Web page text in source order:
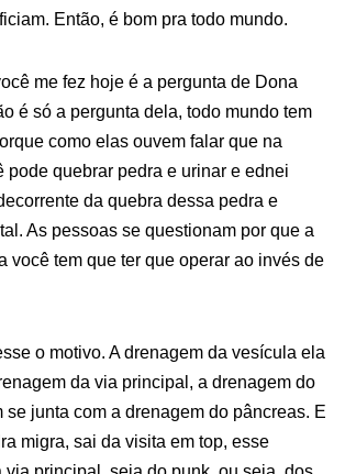
Então, é bom pra todo mundo.
me fez hoje é a pergunta de Dona
é só a pergunta dela, todo mundo tem
como elas ouvem falar que na
pode quebrar pedra e urinar e ednei
da quebra dessa pedra e
As pessoas se questionam por que a
você tem que ter que operar ao invés de
o motivo. A drenagem da vesícula ela
da via principal, a drenagem do
se junta com a drenagem do pâncreas. E
migra, sai da visita em top, esse